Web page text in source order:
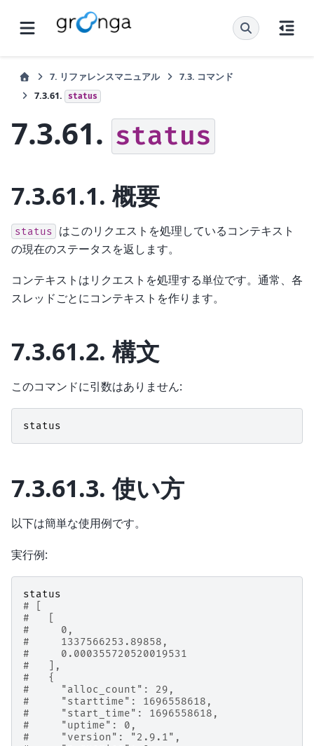
7. リファレンスマニュアル 7.3. コマンド
7.3.61.
status
7.3.61. status
7.3.61.1.概要
status
はこのリクエストを処理しているコンテキスト
の現在のステータスを返します。
コンテキストはリクエストを処理する単位です。通常、各
スレッドごとにコンテキストを作ります。
7.3.61.2. 構文
このコマンドに引数はありません:
status
7.3.61.3.使い方
以下は簡単な使用例です。
実行例:
status
# [
#   [
#     0,
#     1337566253.89858,
#     0.000355720520019531
#   ],
#   {
#     "alloc_count": 29,
#     "starttime": 1696558618,
#     "start_time": 1696558618,
#     "uptime": 0,
#     "version": "2.9.1",